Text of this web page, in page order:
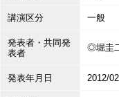
講演区分 一般
発表者・共同発
表者
◎堀圭
発表年月日 2012/02